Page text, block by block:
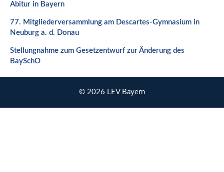
Abitur in Bayern
77. Mitgliederversammlung am Descartes-Gymnasium in
Neuburg a. d. Donau
Stellungnahme zum Gesetzentwurf zur Änderung des
BaySchO
© 2026 LEV Bayern